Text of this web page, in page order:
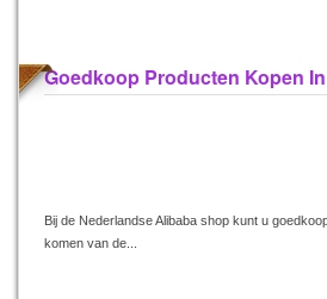
Goedkoop Producten Kopen
Bij de Nederlandse Alibaba shop kunt u
komen van de...